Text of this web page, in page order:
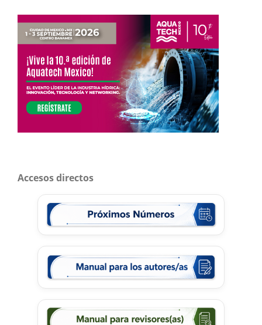
Accesos directos